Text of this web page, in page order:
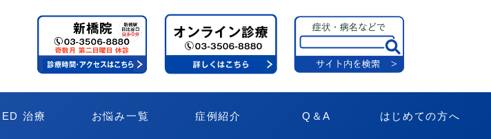
ED 治療 お悩み一覧 症例紹介 Q＆A はじめての方へ